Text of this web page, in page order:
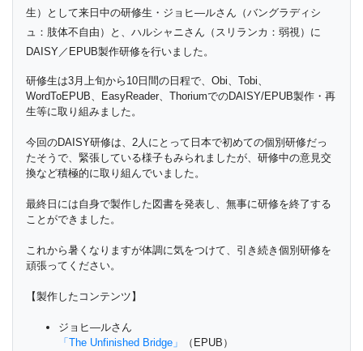
生）として来日中の研修生・ジョヒ―ルさん（バングラディシ
ュ：肢体不自由）と、ハルシャニさん（スリランカ： 弱視）に
DAISY／EPUB製作研修を行いました。
研修生は3月上旬から10日間の日程で、Obi、Tobi、
WordToEPUB、EasyReader、 ThoriumでのDAISY/EPUB製作・再
生等に取り組みました。
今回のDAISY研修は、2人にとって日本で初めての個別研修だっ
たそうで、緊張している様子もみられましたが、研修中の意見交
換など積極的に取り組んでいました。
最終日には自身で製作した図書を発表し、無事に研修を終了する
ことができました。
これから暑くなりますが体調に気をつけて、 引き続き個別研修を
頑張ってください。
【製作したコンテンツ】
ジョヒ―ルさん
「The Unfinished Bridge」
（EPUB）